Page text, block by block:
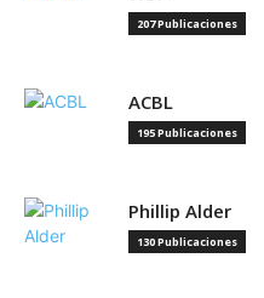
207 Publicaciones
ACBL
195 Publicaciones
Phillip Alder
130 Publicaciones